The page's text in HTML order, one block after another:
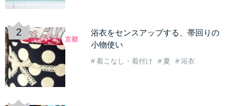
浴衣をセンスアップする、帯回りの
小物使い
着こなし・着付け 夏 浴衣
京都